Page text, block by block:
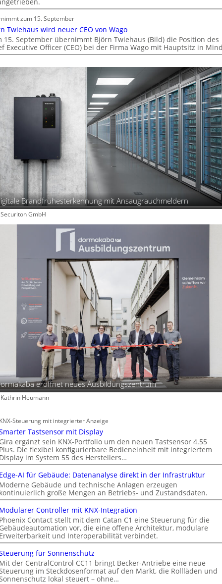
ü
n
d
e
zum 15. September
Twiehaus wird neuer CEO von Wago
15. September übernimmt Björn Twiehaus (Bild) die Position des
Executive Officer (CEO) bei der Firma Wago mit Hauptsitz in
Brandfrühesterkennung mit Ansaugrauchmeldern
GmbH
eröffnet neues Ausbildungszentrum
Heumann
Steuerung mit integrierter Anzeige
Tastsensor mit Display
ergänzt sein KNX-Portfolio um den neuen Tastsensor 4.55
Die flexibel konfigurierbare Bedieneinheit mit integriertem
im System 55 des Herstellers…
AI für Gebäude: Datenanalyse direkt in der Infrastruktur
Gebäude und technische Anlagen erzeugen
große Mengen an Betriebs- und Zustandsdaten.
Controller mit KNX-Integration
Contact stellt mit dem Catan C1 eine Steuerung für die
vor, die eine offene Architektur, modulare
und Interoperabilität verbindet.
für Sonnenschutz
der CentralControl CC11 bringt Becker-Antriebe eine neue
im Steckdosenformat auf den Markt, die Rollläden und
lokal steuert – ohne…